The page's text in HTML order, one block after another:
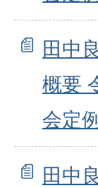
田中
概要
会定
田中